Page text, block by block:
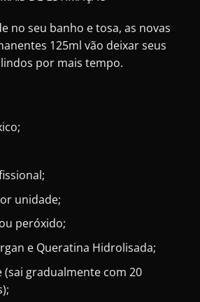
no seu banho e tosa, as novas
125ml vão deixar seus
por mais tempo.
unidade;
peróxido;
e Queratina Hidrolisada;
(sai gradualmente com 20